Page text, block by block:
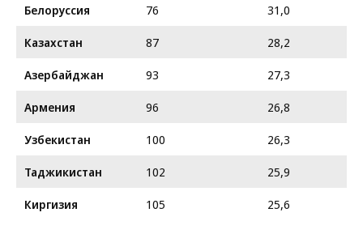
Белоруссия
76
31,0
Казахстан
87
28,2
Азербайджан
93
27,3
Армения
96
26,8
Узбекистан
100
26,3
Таджикистан
102
25,9
Киргизия
105 25,6